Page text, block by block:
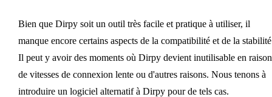
Bien que Dirpy soit un outil très facile et pratique à utiliser, il
manque encore certains aspects de la compatibilité et de la
Il peut y avoir des moments où Dirpy devient inutilisable en raison
de vitesses de connexion lente ou d'autres raisons. Nous tenons à
introduire un logiciel alternatif à Dirpy pour de tels cas.